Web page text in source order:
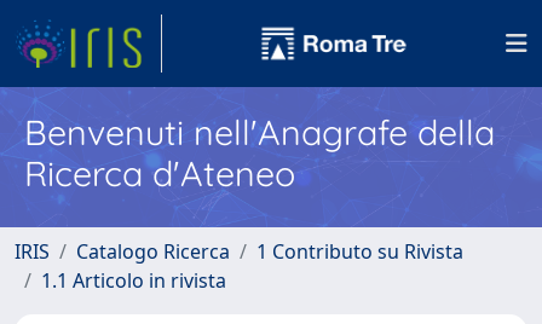
Benvenuti nell'Anagrafe della
Ricerca d'Ateneo
IRIS Catalogo Ricerca
1 Contributo su Rivista
1.1 Articolo in rivista